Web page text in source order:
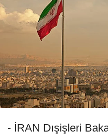
- İRAN Dışişleri